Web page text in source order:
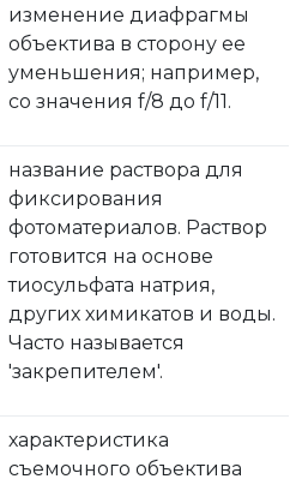
изменение диафрагмы
объектива в сторону ее
уменьшения; например,
со значения f/8 до f/11.
название раствора для
фиксирования
фотоматериалов. Раствор
готовится на основе
тиосульфата натрия,
других химикатов и воды.
Часто называется
'закрепителем'.
характеристика
съемочного объектива